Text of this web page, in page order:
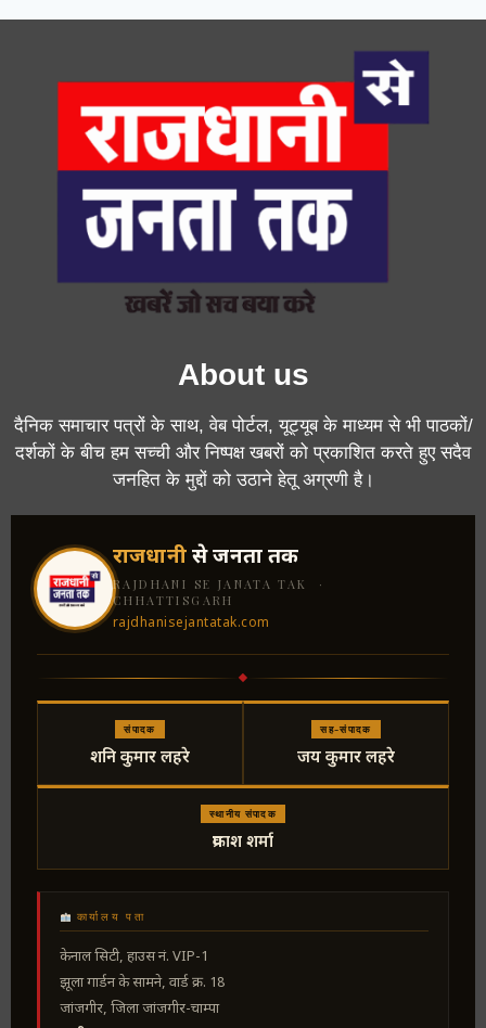
About us
दैनिक समाचार पत्रों के साथ, वेब पोर्टल, यूट्यूब के माध्यम से भी पाठकों/
दर्शकों के बीच हम सच्ची और निष्पक्ष खबरों को प्रकाशित करते हुए सदैव
जनहित के मुद्दों को उठाने हेतू अग्रणी है।
राजधानीसे जनता तक
RAJDHANI SE JANATA TAK ·
CHHATTISGARH
rajdhanisejantatak.com
संपादक
शनि कुमार लहरे
सह-संपादक
जय कुमार लहरे
स्थानीय संपादक
प्रकाश शर्मा
कार्यालय पता
केनाल सिटी, हाउस नं. VIP-1
झूला गार्डन के सामने, वार्ड क्र. 18
जांजगीर, जिला जांजगीर-चाम्पा